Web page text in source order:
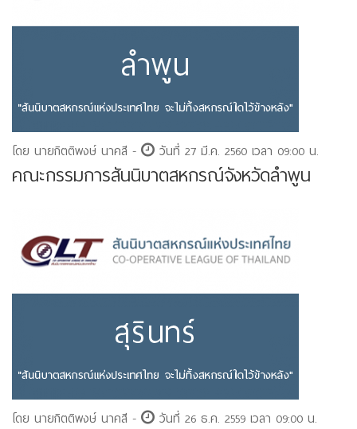
โดย นายกิตติพงษ์ นาคสี - วันที่ 27 มี.ค. 2560 เวลา 09:00 น.
คณะกรรมการสันนิบาตสหกรณ์จังหวัดลำพูน
โดย นายกิตติพงษ์ นาคสี - วันที่ 26 ธ.ค. 2559 เวลา 09:00 น.